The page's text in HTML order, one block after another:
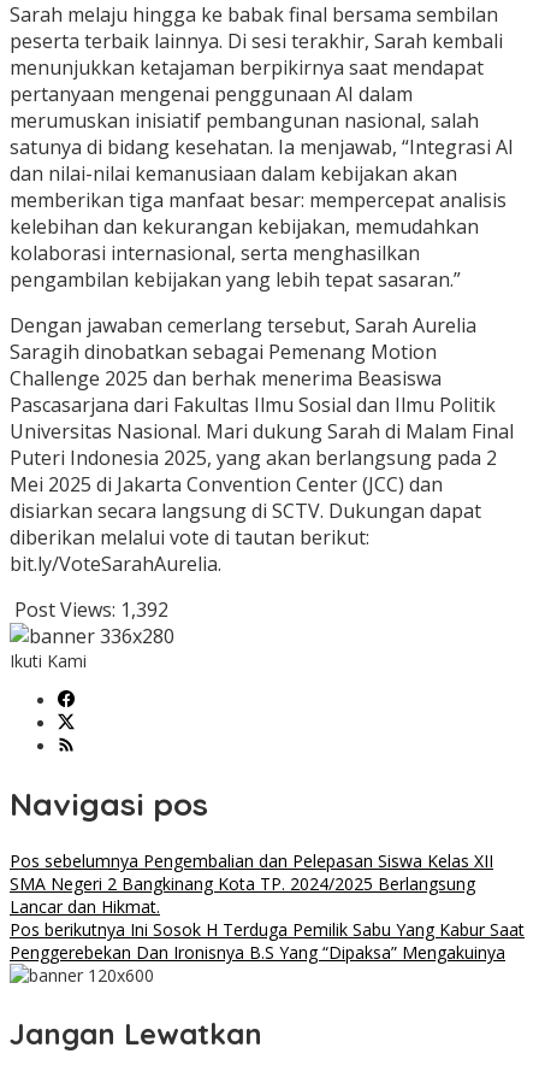
Sarah melaju hingga ke babak final bersama sembilan
peserta terbaik lainnya. Di sesi terakhir, Sarah kembali
menunjukkan ketajaman berpikirnya saat mendapat
pertanyaan mengenai penggunaan AI dalam
merumuskan inisiatif pembangunan nasional, salah
satunya di bidang kesehatan. Ia menjawab, “Integrasi AI
dan nilai-nilai kemanusiaan dalam kebijakan akan
memberikan tiga manfaat besar: mempercepat analisis
kelebihan dan kekurangan kebijakan, memudahkan
kolaborasi internasional, serta menghasilkan
pengambilan kebijakan yang lebih tepat sasaran.”
Dengan jawaban cemerlang tersebut, Sarah Aurelia
Saragih dinobatkan sebagai Pemenang Motion
Challenge 2025 dan berhak menerima Beasiswa
Pascasarjana dari Fakultas Ilmu Sosial dan Ilmu Politik
Universitas Nasional. Mari dukung Sarah di Malam Final
Puteri Indonesia 2025, yang akan berlangsung pada 2
Mei 2025 di Jakarta Convention Center (JCC) dan
disiarkan secara langsung di SCTV. Dukungan dapat
diberikan melalui vote di tautan berikut:
bit.ly/VoteSarahAurelia.
Post Views: 1,392
Ikuti Kami
Navigasi pos
Pos sebelumnya Pengembalian dan Pelepasan Siswa Kelas XII
SMA Negeri 2 Bangkinang Kota TP. 2024/2025 Berlangsung
Lancar dan Hikmat.
Pos berikutnya Ini Sosok H Terduga Pemilik Sabu Yang Kabur Saat
Penggerebekan Dan Ironisnya B.S Yang “Dipaksa” Mengakuinya
Jangan Lewatkan